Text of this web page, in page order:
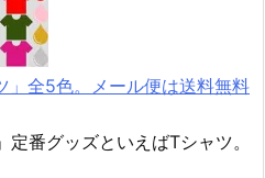
」全5色。メール便は送料無料
定番グッズといえばTシャツ。